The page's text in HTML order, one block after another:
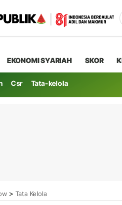
EKONOMI SYARIAH SKOR
Csr Tata-kelola
> Tata Kelola